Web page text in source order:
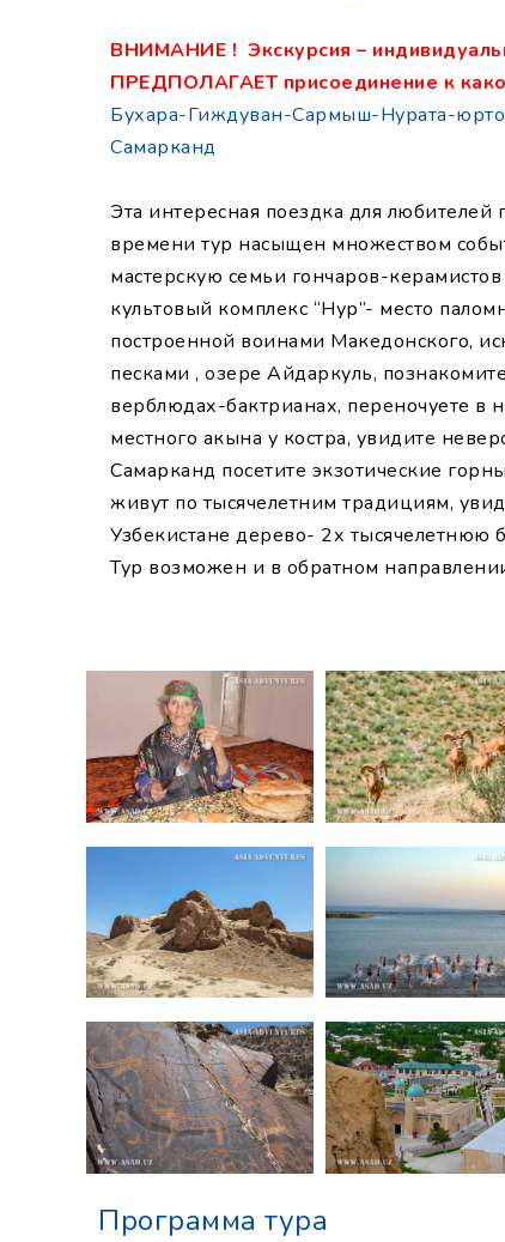
ВНИМАНИЕ ! Экскурсия –
ПРЕДПОЛАГАЕТ присоединение к
Бухара-Гиждуван-Сармыш-Нурата-
Самарканд
Эта интересная поездка для
времени тур насыщен множеством
мастерскую семьи гончаров-
культовый комплекс “Нур”- место
построенной воинами Македонского,
песками , озере Айдаркуль,
верблюдах-бактрианах, переночуете в
местного акына у костра, увидите
Самарканд посетите экзотические
живут по тысячелетним традициям,
Узбекистане дерево- 2х тысячелетнюю
Тур возможен и в обратном
Программа тура